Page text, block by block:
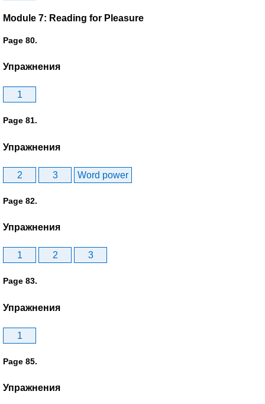
Module 7: Reading for Pleasure
Page 80.
Упражнения
1
Page 81.
Упражнения
2 3 Word power
Page 82.
Упражнения
1 2 3
Page 83.
Упражнения
1
Page 85.
Упражнения